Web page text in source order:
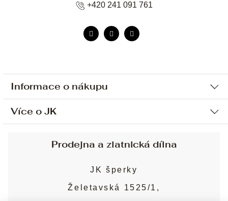
Informace o nákupu
Ochrana osobních údajů
Sjednání osobní schůzky
Obchodní podmínky
Puncovní značky
Více o JK
+420 241 091 761
Prodejna a zlatnická dílna
JK šperky
Želetavská 1525/1,